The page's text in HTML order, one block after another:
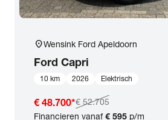
location_onWensink Ford Apeldoorn
Ford Capri
10 km 2026 Elektrisch
€ 48.700*€ 52.705
Financieren vanaf€ 595 p/m